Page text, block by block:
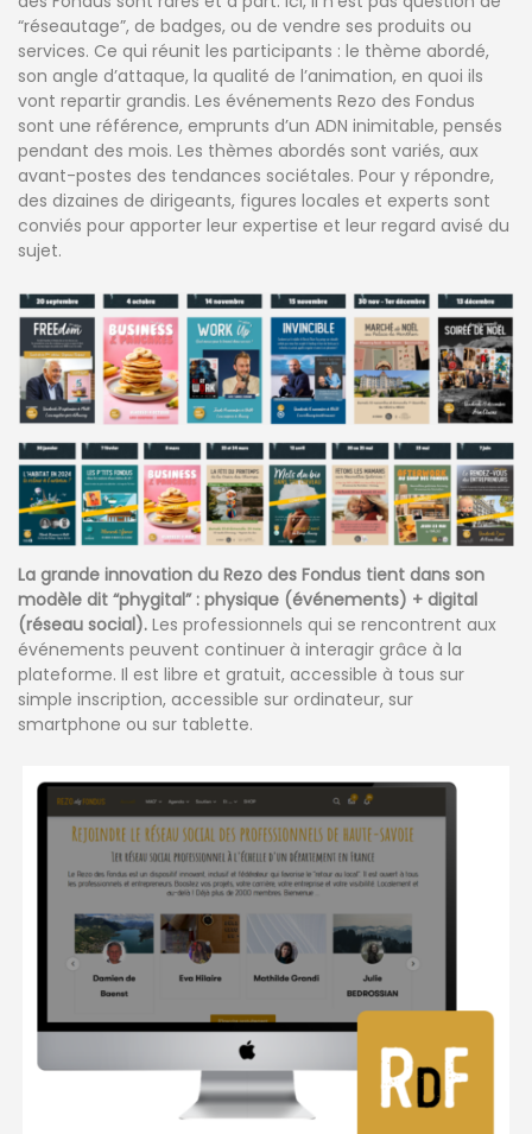
“réseautage”, de badges, ou de vendre ses produits ou
services. Ce qui réunit les participants : le thème abordé,
son angle d’attaque, la qualité de l’animation, en quoi ils
vont repartir grandis. Les événements Rezo des Fondus
sont une référence, emprunts d’un ADN inimitable, pensés
pendant des mois. Les thèmes abordés sont variés, aux
avant-postes des tendances sociétales. Pour y répondre,
des dizaines de dirigeants, figures locales et experts sont
conviés pour apporter leur expertise et leur regard avisé du
sujet.
La grande innovation du Rezo des Fondus tient dans son
modèle dit “phygital” : physique (événements) + digital
(réseau social). Les professionnels qui se rencontrent aux
événements peuvent continuer à interagir grâce à la
plateforme. Il est libre et gratuit, accessible à tous sur
simple inscription, accessible sur ordinateur, sur
smartphone ou sur tablette.